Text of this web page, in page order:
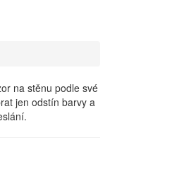
na stěnu podle své
jen odstín barvy a